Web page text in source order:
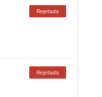
Rejeitada
Rejeitada